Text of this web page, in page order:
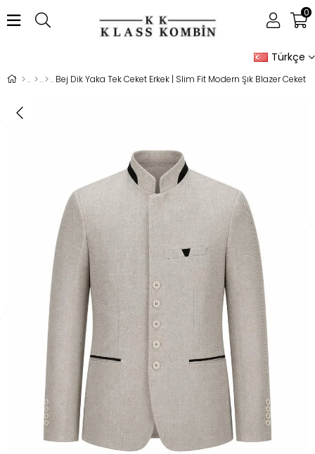
Türkçe
0
Bej Dik Yaka Tek Ceket Erkek | Slim Fit Modern Şık Blazer Ceket